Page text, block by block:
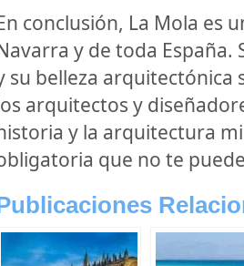
conclusión, La Mola es
y de toda
su belleza arquitectónica
arquitectos y
y la arquitectura
que no te